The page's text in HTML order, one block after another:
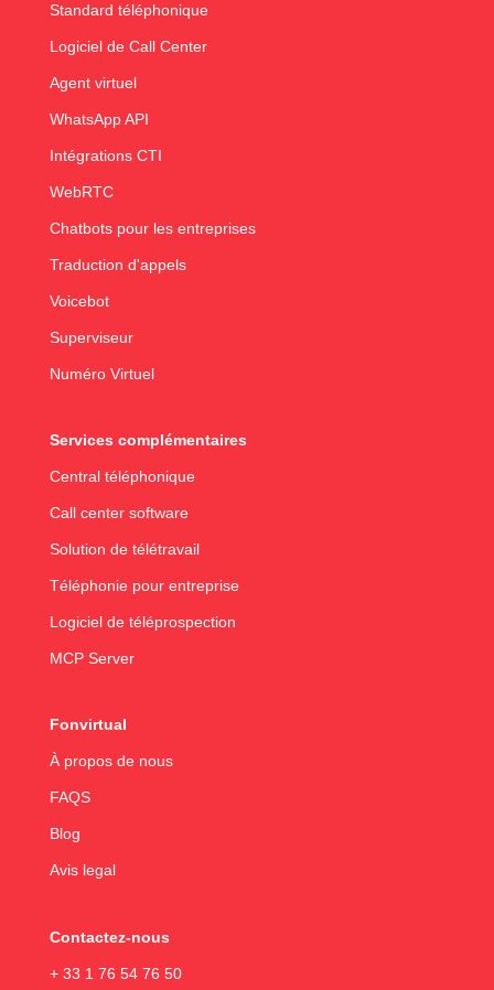
Standard téléphonique
Logiciel de Call Center
Agent virtuel
WhatsApp API
Intégrations CTI
WebRTC
Chatbots pour les entreprises
Traduction d'appels
Voicebot
Superviseur
Numéro Virtuel
Services complémentaires
Central téléphonique
Call center software
Solution de télétravail
Téléphonie pour entreprise
Logiciel de téléprospection
MCP Server
Fonvirtual
À propos de nous
FAQS
Blog
Avis legal
Contactez-nous
+ 33 1 76 54 76 50